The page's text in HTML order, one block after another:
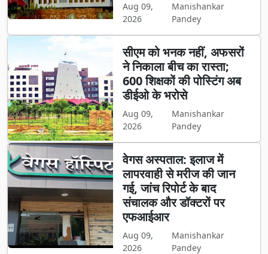
Aug 09,
2026
Manishankar
Pandey
सीएम को भनक नहीं, अफसरों
ने निकाला बीच का रास्ता;
600 शिक्षकों की पोस्टिंग अब
डीईओ के भरोसे
Aug 09,
2026
Manishankar
Pandey
वेगस अस्पताल: इलाज में
लापरवाही से मरीज की जान
गई, जांच रिपोर्ट के बाद
संचालक और डॉक्टरों पर
एफआईआर
Aug 09,
2026
Manishankar
Pandey